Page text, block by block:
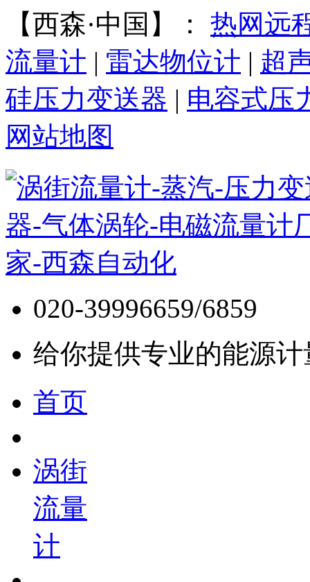
【西森·中国】： 热网远
流量计 | 雷达物位计 | 超
硅压力变送器 | 电容式压
网站地图
020-39996659/6859
给你提供专业的能源
首页
涡街
流量
计